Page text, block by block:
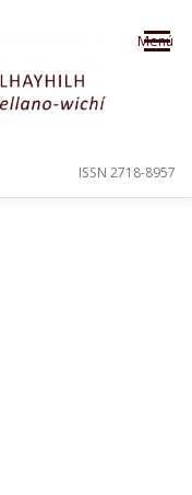
Menú
ISSN 2718-8957